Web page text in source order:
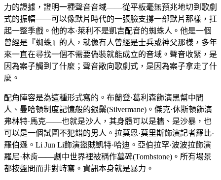
力的證據，證明一種聲音音域——從平板毫無預兆地切到歌劇
式的振幅——可以像默片時代的一張臉支撐一部默片那樣，扛
起一整季戲。他的本·萊利不是凱吉配音的蜘蛛人。他是一個
曾經是『蜘蛛』的人，就像有人曾經是士兵或神父那樣，多年
來一直在尋找一個不需要偽裝就能成立的音域。聲音收緊，是
因為案子觸到了什麼；聲音敞向歌劇式，是因為案子拿走了什
麼。
配角陣容是為這種形式寫的。布蘭登·葛利森飾演黑幫中間
人、曼哈頓制度記憶般的銀鬃(Silvermane)。傑克·休斯頓飾演
弗林特·馬克——也就是沙人，其身體可以是牆、是沙暴，也
可以是一個試圖不犯錯的男人。拉莫恩·莫里斯飾演記者羅比·
羅伯遜。Li Jun Li飾演盜賊凱特·哈迪。亞伯拉罕·波波拉飾演
羅尼·林肯——劇中世界裡被稱作墓碑(Tombstone)。所有場景
都按盤問而非對峙寫。資訊本身就是暴力。